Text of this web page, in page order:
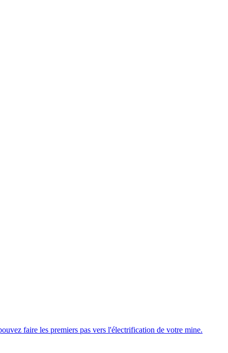
faire les premiers pas vers l'électrification de votre mine.